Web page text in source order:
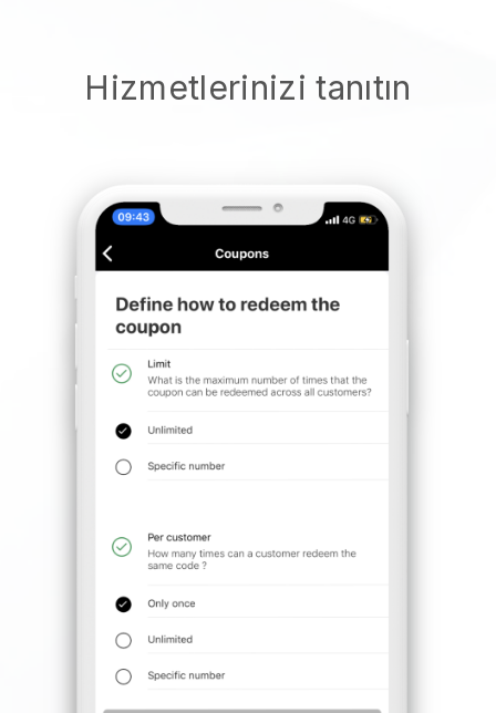
Hizmetlerinizi tanıtın